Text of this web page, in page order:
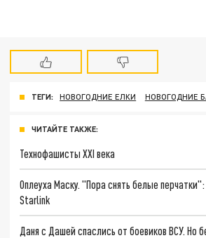
ТЕГИ: НОВОГОДНИЕ ЕЛКИ НОВОГОДНИЕ
ЧИТАЙТЕ ТАКЖЕ:
Технофашисты XXI века
Оплеуха Маску. "Пора снять белые
Starlink
Даня с Дашей спаслись от боевиков ВСУ. Но